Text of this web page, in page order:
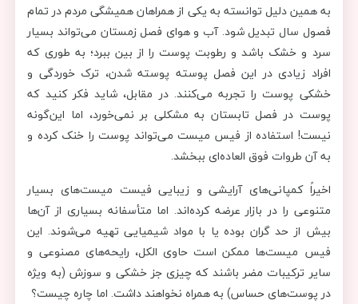
به همین دلیل توانسته به یکی از همراهان همیشگی مردم در تمام
فصول سال تبدیل شود. آب و هوای فصل زمستان می‌تواند بسیار
سرد و خشک باشد و رطوبت پوست را از بین ببرد؛ به طوری که
افراد زیادی در این فصل پوسته پوسته شدن، ترک خوردگی و
خشکی پوست را تجربه می‌کنند. در مقابل، شاید فکر کنید که
پوست در فصل تابستان به مشکلی بر نمی‌خورد، اما این‌گونه
نیست! استفاده از فیس میست می‌تواند پوست را خنک کرده و
به آن طروات فوق العاده‌ای ببخشد.
اخیراً کمپانی‌های آرایشی و زیبایی فیست میست‌های بسیار
متنوعی را در بازار عرضه کرده‌اند. اما متأسفانه بسیاری از آن‌ها
بیش از حد گران بوده یا با مواد شیمیایی تهیه می‌شوند. این
فیس میست‌ها ممکن است حاوی الکل، رایحه‌های مصنوعی و
سایر ترکیبات مضر باشند که چیزی جز خشکی و سوزش (به ویژه
در پوست‌های حساس) به همراه نخواهند داشت. اما چاره چیست؟